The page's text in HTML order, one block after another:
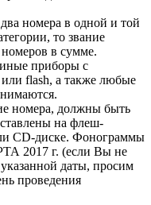
номера в одной и той
то звание
номеров в сумме.
приборы с
flash, а также любые
номера, должны быть
на флеш-
CD-диске. Фонограммы
2017 г. (если Вы не
даты, просим
проведения